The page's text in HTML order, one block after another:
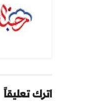
اترك تعليقاً